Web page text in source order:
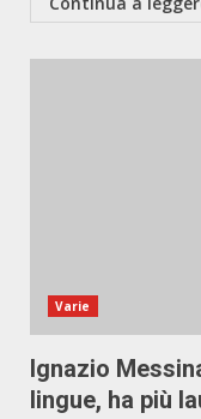
Varie
Ignazio
lingue, ha più